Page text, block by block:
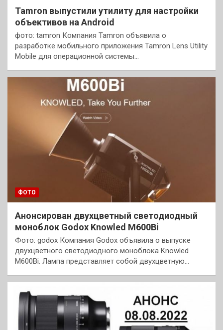
Tamron выпустили утилиту для настройки
объективов на Android
фото: tamron Компания Tamron объявила о
разработке мобильного приложения Tamron Lens Utility
Mobile для операционной системы…
ФОТО
Анонсирован двухцветный светодиодный
моноблок Godox Knowled M600Bi
Фото: godox Компания Godox объявила о выпуске
двухцветного светодиодного моноблока Knowled
M600Bi. Лампа представляет собой двухцветную…